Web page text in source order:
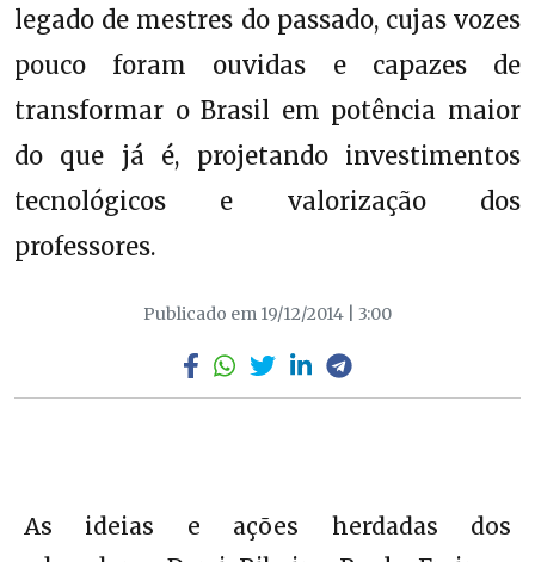
legado de mestres do passado, cujas vozes
pouco foram ouvidas e capazes de
transformar o Brasil em potência maior
do que já é, projetando investimentos
tecnológicos e valorização dos
professores.
Publicado em 19/12/2014 | 3:00
As ideias e ações herdadas dos